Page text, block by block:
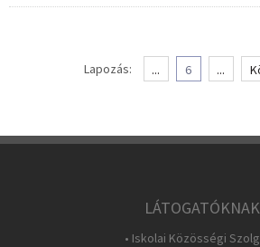
Lapozás: ... 6 ...
LÁTOGATÓKNAK
• Iskolai Közösségi